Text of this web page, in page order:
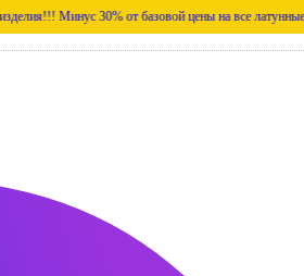
Минус 30% от базовой цены на все латунные